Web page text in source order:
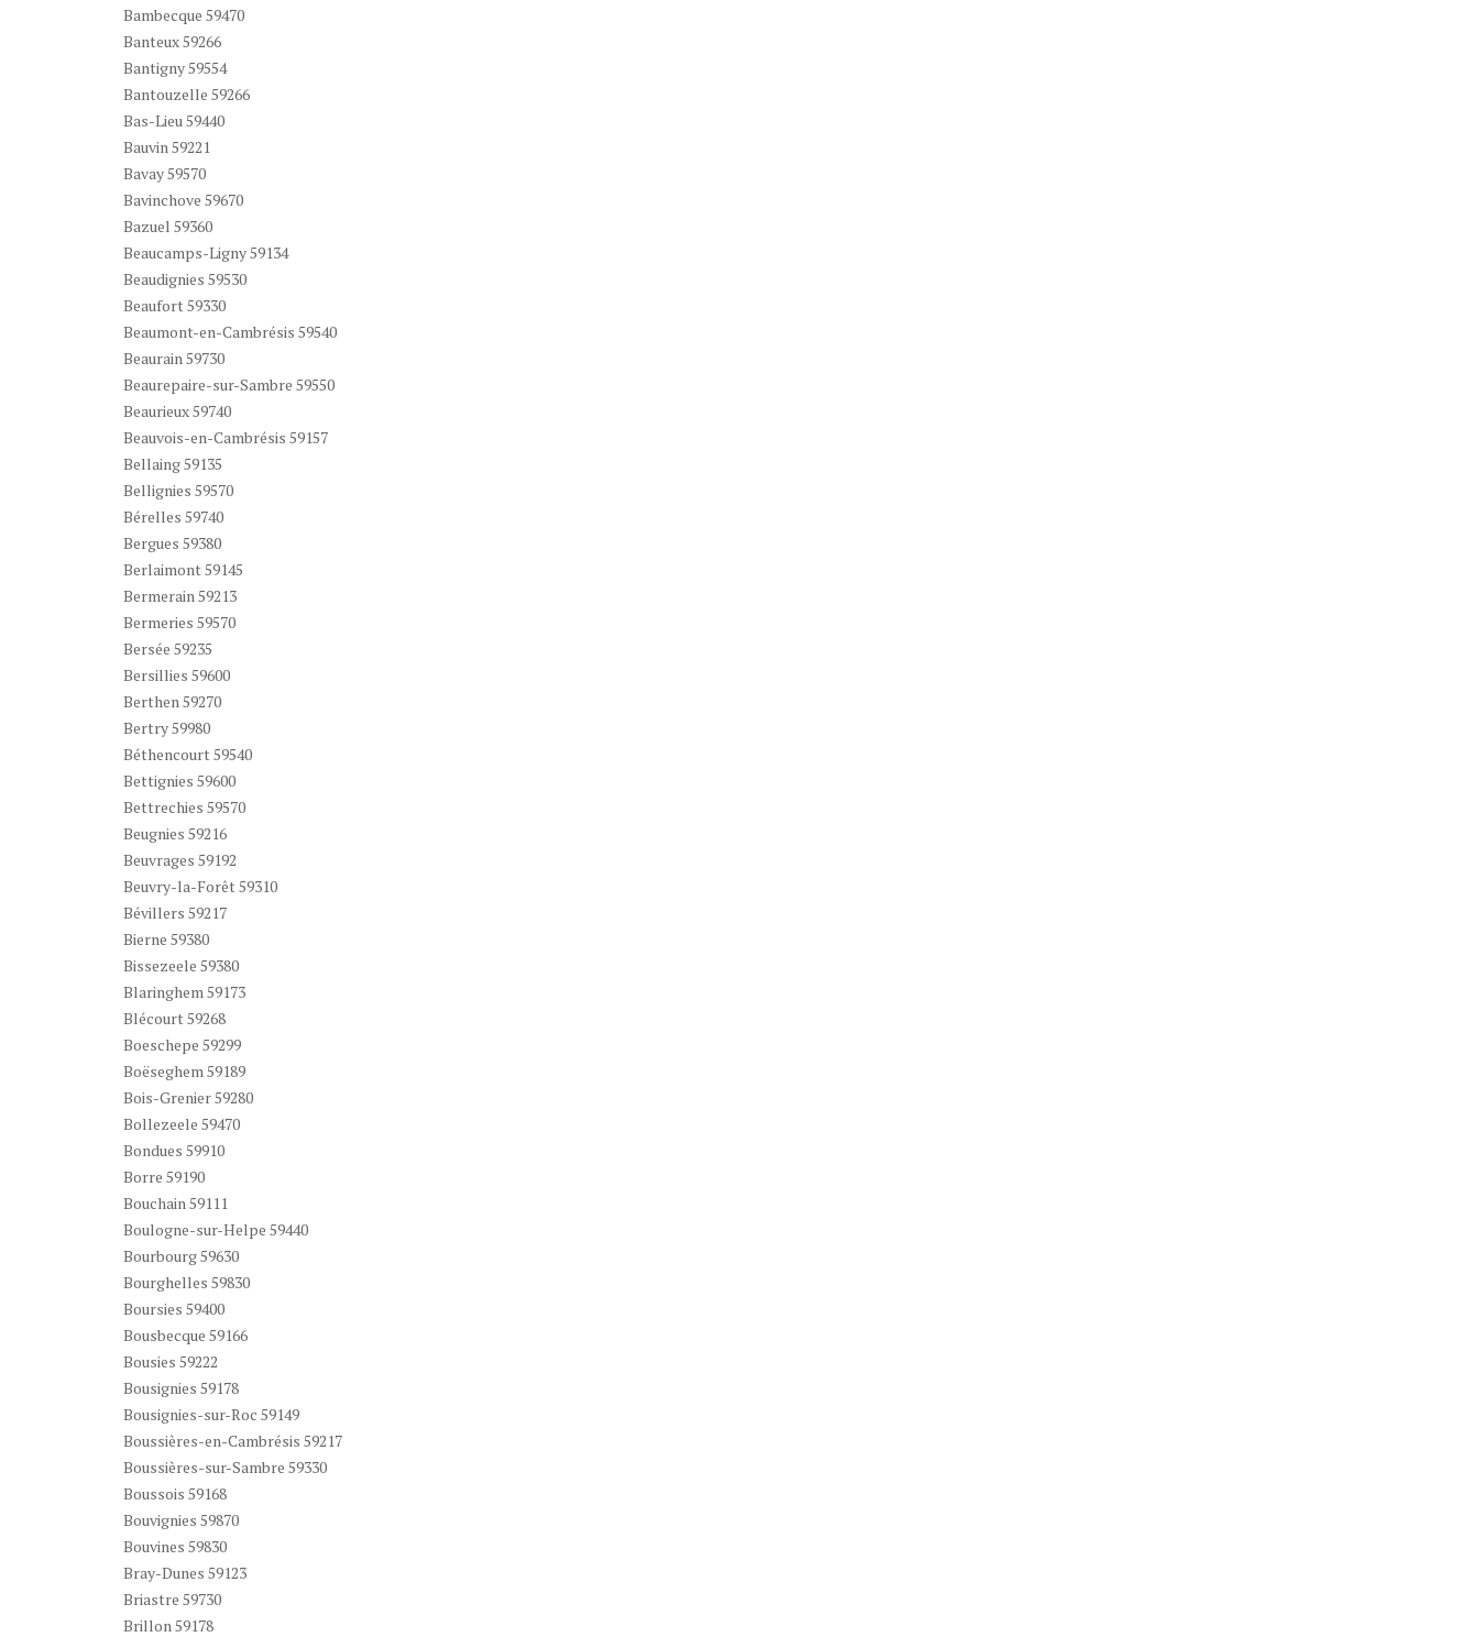
Bambecque 59470
Banteux 59266
Bantigny 59554
Bantouzelle 59266
Bas-Lieu 59440
Bauvin 59221
Bavay 59570
Bavinchove 59670
Bazuel 59360
Beaucamps-Ligny 59134
Beaudignies 59530
Beaufort 59330
Beaumont-en-Cambrésis 59540
Beaurain 59730
Beaurepaire-sur-Sambre 59550
Beaurieux 59740
Beauvois-en-Cambrésis 59157
Bellaing 59135
Bellignies 59570
Bérelles 59740
Bergues 59380
Berlaimont 59145
Bermerain 59213
Bermeries 59570
Bersée 59235
Bersillies 59600
Berthen 59270
Bertry 59980
Béthencourt 59540
Bettignies 59600
Bettrechies 59570
Beugnies 59216
Beuvrages 59192
Beuvry-la-Forêt 59310
Bévillers 59217
Bierne 59380
Bissezeele 59380
Blaringhem 59173
Blécourt 59268
Boeschepe 59299
Boëseghem 59189
Bois-Grenier 59280
Bollezeele 59470
Bondues 59910
Borre 59190
Bouchain 59111
Boulogne-sur-Helpe 59440
Bourbourg 59630
Bourghelles 59830
Boursies 59400
Bousbecque 59166
Bousies 59222
Bousignies 59178
Bousignies-sur-Roc 59149
Boussières-en-Cambrésis 59217
Boussières-sur-Sambre 59330
Boussois 59168
Bouvignies 59870
Bouvines 59830
Bray-Dunes 59123
Briastre 59730
Brillon 59178